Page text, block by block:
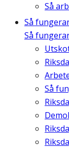
Så
Så
Så
Så